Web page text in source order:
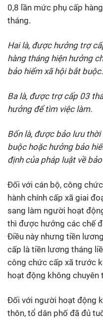
0,8 lần mức phụ cấp
tháng.
Hai là, được hưởng trợ
hàng tháng hiện hưởng
bảo hiểm xã hội bắt buộc.
Ba là, được trợ cấp 03
hưởng để tìm việc làm.
Bốn là, được bảo lưu
buộc hoặc hưởng bảo
định của pháp luật về
Đối với cán bộ, công
hành chính cấp xã giai
sang làm người hoạt
thì được hưởng các chế
Điều này nhưng tiền
cấp là tiền lương tháng
công chức cấp xã trước
hoạt động không chuyên
Đối với người hoạt động
thôn, tổ dân phố đã đủ